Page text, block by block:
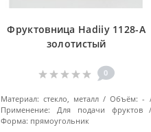
Фруктовница Hadiiy 1128-А
золотистый
0
Материал: стекло, металл Объём: -
Применение:
Для подачи фруктов
Форма: прямоугольник